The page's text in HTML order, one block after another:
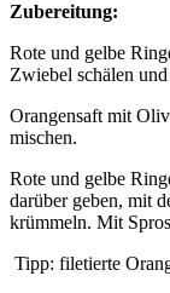
Zubereitung:
Rote und gelbe
Zwiebel schälen
Orangensaft mit
mischen.
Rote und gelbe
darüber geben, mit
krümmeln. Mit
Tipp: filetierte